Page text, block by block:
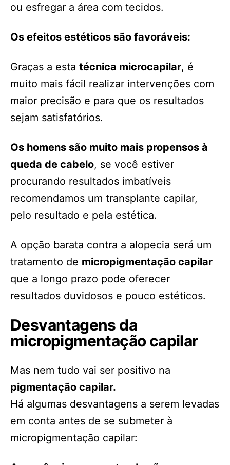
ou esfregar a área com tecidos.
Os efeitos estéticos são favoráveis:
Graças a esta técnica microcapilar, é
muito mais fácil realizar intervenções com
maior precisão e para que os resultados
sejam satisfatórios.
Os homens são muito mais propensos à
queda de cabelo, se você estiver
procurando resultados imbatíveis
recomendamos um transplante capilar,
pelo resultado e pela estética.
A opção barata contra a alopecia será um
tratamento de micropigmentação capilar
que a longo prazo pode oferecer
resultados duvidosos e pouco estéticos.
Desvantagens da
micropigmentação capilar
Mas nem tudo vai ser positivo na
pigmentação capilar.
Há algumas desvantagens a serem levadas
em conta antes de se submeter à
micropigmentação capilar: